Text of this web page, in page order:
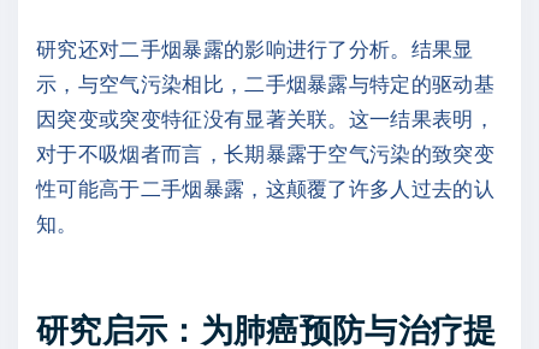
研究还对二手烟暴露的影响进行了分析。结果显
示，与空气污染相比，二手烟暴露与特定的驱动基
因突变或突变特征没有显著关联。这一结果表明，
对于不吸烟者而言，长期暴露于空气污染的致突变
性可能高于二手烟暴露，这颠覆了许多人过去的认
知。
研究启示：为肺癌预防与治疗提